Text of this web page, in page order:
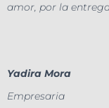
amor, por la
Yadira Mora
Empresaria